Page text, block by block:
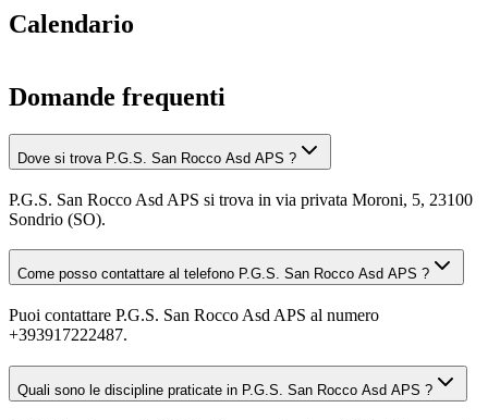
Calendario
Domande frequenti
Dove si trova P.G.S. San Rocco Asd APS ?
P.G.S. San Rocco Asd APS si trova in via privata Moroni, 5, 23100
Sondrio (SO).
Come posso contattare al telefono P.G.S. San Rocco Asd APS ?
Puoi contattare P.G.S. San Rocco Asd APS al numero
+393917222487.
Quali sono le discipline praticate in P.G.S. San Rocco Asd APS ?